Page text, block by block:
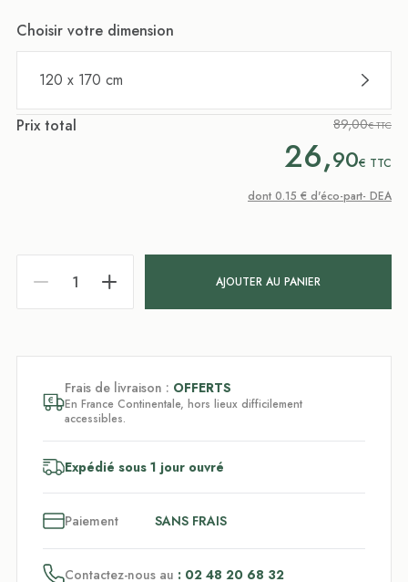
Choisir votre dimension
120 x 170 cm
Prix total 89,00€ TTC
26,90€ TTC
dont 0.15 € d'éco-part- DEA
AJOUTER AU PANIER
Frais de livraison : OFFERTS
En France Continentale, hors lieux difficilement
accessibles.
Expédié sous 1 jour ouvré
Paiement SANS FRAIS
Contactez-nous au : 02 48 20 68 32